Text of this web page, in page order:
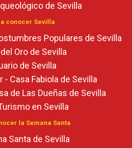
de Sevilla
conocer Sevilla
Populares de Sevilla
Oro de Sevilla
de Sevilla
- Casa Fabiola de Sevilla
de Las Dueñas de Sevilla
en Sevilla
la Semana Santa
Santa de Sevilla